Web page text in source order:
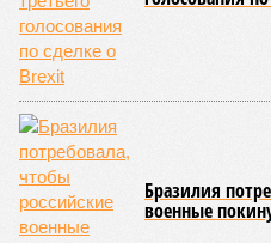
паводок, невероятные ливни.
человек не пережили этот
приключилось.
Зима 1931 года выдалась в
продолжительной и суровой.
количество – казалось бы,
великой суши,
обратилось катастрофой.
начался небывалый паводок,